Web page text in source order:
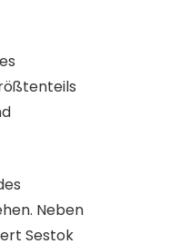
Neben
Sestok